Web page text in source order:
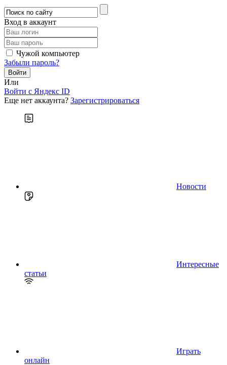
Вход в аккаунт
Чужой компьютер
Забыли пароль?
Или
Войти c Яндекс ID
Еще нет аккаунта? Зарегистрироваться
Новости
Интересные
статьи
Играть
онлайн